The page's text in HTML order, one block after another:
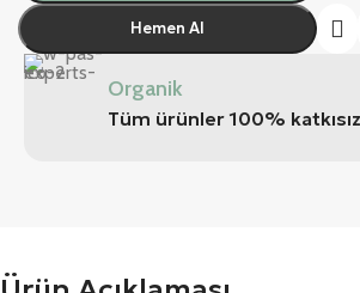
Hemen Al
Organik
Tüm ürünler 100%